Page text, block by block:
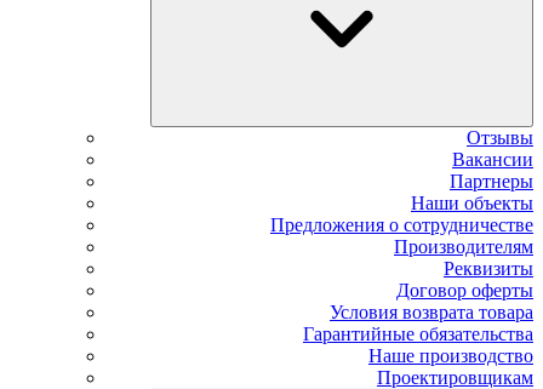
Отзывы
Вакансии
Партнеры
Наши объекты
Предложения о сотрудничестве
Производителям
Реквизиты
Договор оферты
Условия возврата товара
Гарантийные обязательства
Наше производство
Проектировщикам